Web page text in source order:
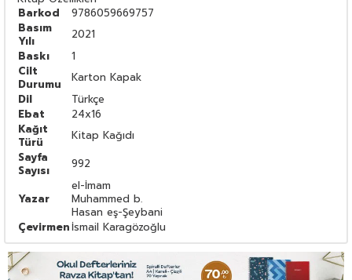
Barkod
9786059669757
Basım
Yılı
2021
Baskı
1
Cilt
Durumu
Karton Kapak
Dil
Türkçe
Ebat
24x16
Kağıt
Türü
Kitap Kağıdı
Sayfa
Sayısı
992
Yazar
el-İmam
Muhammed b.
Hasan eş-Şeybani
Çevirmenİsmail Karagözoğlu